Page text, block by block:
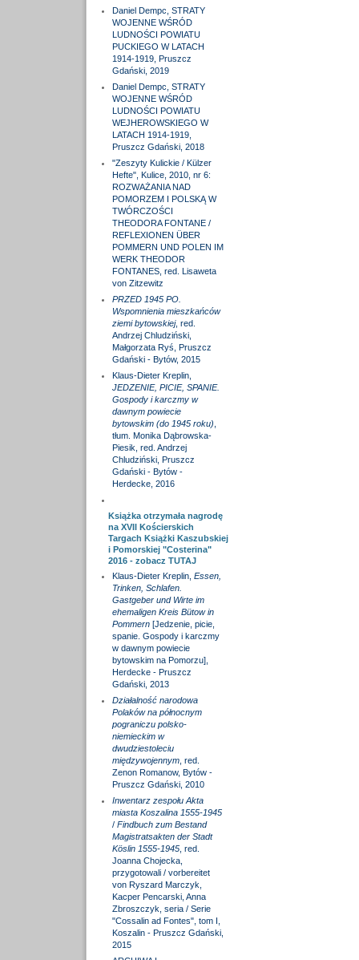
Daniel Dempc, STRATY
WOJENNE WŚRÓD
LUDNOŚCI POWIATU
PUCKIEGO W LATACH
1914-1919, Pruszcz
Gdański, 2019
Daniel Dempc, STRATY
WOJENNE WŚRÓD
LUDNOŚCI POWIATU
WEJHEROWSKIEGO W
LATACH 1914-1919,
Pruszcz Gdański, 2018
"Zeszyty Kulickie / Külzer
Hefte", Kulice, 2010, nr 6:
ROZWAŻANIA NAD
POMORZEM I POLSKĄ W
TWÓRCZOŚCI
THEODORA FONTANE /
REFLEXIONEN ÜBER
POMMERN UND POLEN IM
WERK THEODOR
FONTANES, red. Lisaweta
von Zitzewitz
PRZED 1945 PO.
Wspomnienia mieszkańców
ziemi bytowskiej, red.
Andrzej Chludziński,
Małgorzata Ryś, Pruszcz
Gdański - Bytów, 2015
Klaus-Dieter Kreplin,
JEDZENIE, PICIE, SPANIE.
Gospody i karczmy w
dawnym powiecie
bytowskim (do 1945 roku)
tłum. Monika Dąbrowska-
Piesik, red. Andrzej
Chludziński, Pruszcz
Gdański - Bytów -
Herdecke, 2016
Książka otrzymała nagrodę
na XVII Kościerskich
Targach Książki Kaszubskiej
i Pomorskiej "Costerina"
2016 - zobacz TUTAJ
Klaus-Dieter Kreplin, Essen,
Trinken, Schlafen.
Gastgeber und Wirte im
ehemaligen Kreis Bütow in
Pommern[Jedzenie, picie,
spanie. Gospody i karczmy
w dawnym powiecie
bytowskim na Pomorzu],
Herdecke - Pruszcz
Gdański, 2013
Działalność narodowa
Polaków na północnym
pograniczu polsko-
niemieckim w
dwudziestoleciu
międzywojennym, red.
Zenon Romanow, Bytów -
Pruszcz Gdański, 2010
Inwentarz zespołu Akta
miasta Koszalina 1555-1945
/ Findbuch zum Bestand
Magistratsakten der Stadt
Köslin 1555-1945, red.
Joanna Chojecka,
przygotowali / vorbereitet
von Ryszard Marczyk,
Kacper Pencarski, Anna
Zbroszczyk, seria / Serie
"Cossalin ad Fontes", tom I,
Koszalin - Pruszcz Gdański,
2015